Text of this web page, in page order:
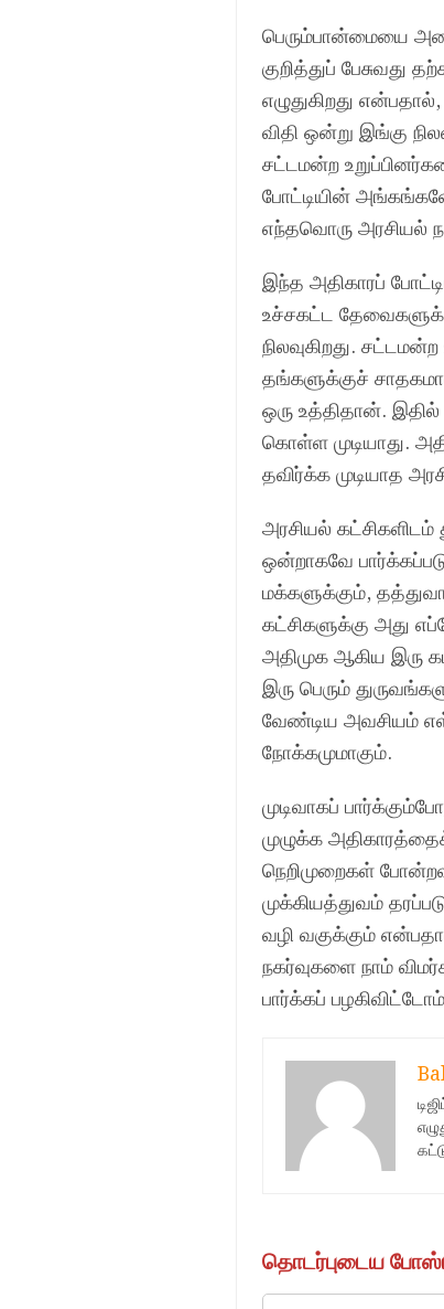
பெரும்பான்மையை
குறித்துப் பேசுவது
எழுதுகிறது
விதி ஒன்று இங்கு
சட்டமன்ற
போட்டியின்
எந்தவொரு அரசியல்
இந்த அதிகாரப்
உச்சகட்ட
நிலவுகிறது.
தங்களுக்குச்
ஒரு உத்திதான்.
கொள்ள முடியாது.
தவிர்க்க முடியாத
அரசியல்
ஒன்றாகவே
மக்களுக்கும்,
கட்சிகளுக்கு அது
அதிமுக ஆகிய இரு
இரு பெரும்
வேண்டிய அவசியம்
நோக்கமுமாகும்.
முடிவாகப்
முழுக்க
நெறிமுறைகள்
முக்கியத்துவம்
வழி வகுக்கும்
நகர்வுகளை நாம்
பார்க்கப்
தொடர்புடைய